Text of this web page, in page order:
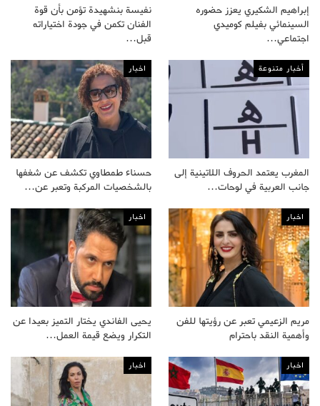
إبراهيم الشكيري يعزز حضوره
السينمائي بفيلم كوميدي
اجتماعي…
نفيسة بنشهيدة تؤمن بأن قوة
الفنان تكمن في جودة اختياراته
قبل…
أخبار متنوعة
المغرب يعتمد الحروف اللاتينية إلى
جانب العربية في لوحات…
اخبار
حسناء طمطاوي تكشف عن شغفها
بالشخصيات المركبة وتعبر عن…
اخبار
مريم الزعيمي تعبر عن رؤيتها للفن
وأهمية النقد باحترام
اخبار
يحيى الفاندي يختار التميز بعيدا عن
التكرار ويضع قيمة العمل…
اخبار اخبار